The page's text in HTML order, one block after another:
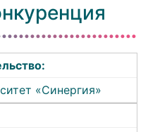
«Синергия»